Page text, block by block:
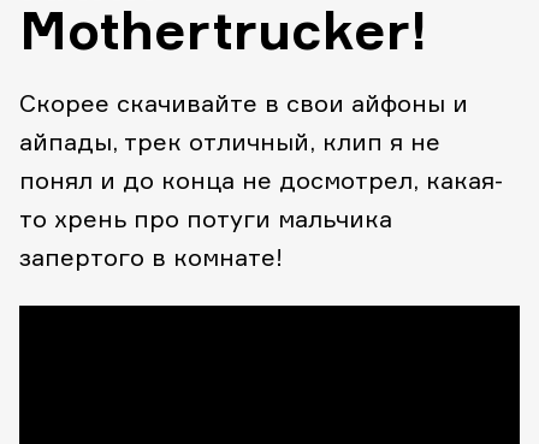
Mothertrucker!
Скорее скачивайте в свои айфоны и
айпады, трек отличный, клип я не
понял и до конца не досмотрел, какая-
то хрень про потуги мальчика
запертого в комнате!